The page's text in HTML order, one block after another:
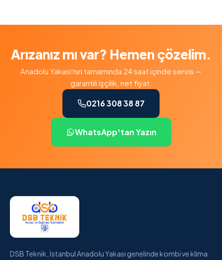
Arızanız mı var? Hemen çözelim.
Anadolu Yakası'nın tamamında 24 saat içinde servis —
garantili işçilik, net fiyat.
0216 308 38 87
WhatsApp'tan Yazın
DSB Teknik, İstanbul Anadolu Yakası genelinde kombi ve klima